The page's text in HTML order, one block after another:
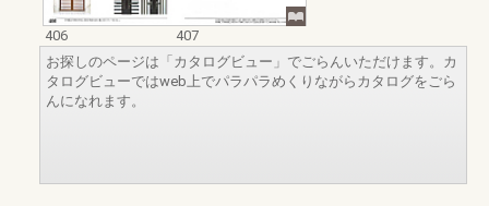
406
407
お探しのページは「カタログビュー」でごらんいただけます。カ
タログビューではweb上でパラパラめくりながらカタログをごら
んになれます。